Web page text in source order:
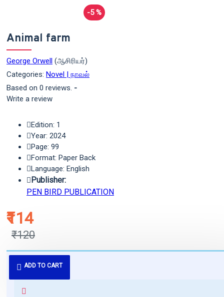
-5 %
Animal farm
George Orwell (ஆசிரியர்)
Categories: Novel | நாவல்
Based on 0 reviews. -
Write a review
₹114
₹120
Edition: 1
Year: 2024
Page: 99
Format: Paper Back
Language: English
Publisher:
PEN BIRD PUBLICATION
ADD TO CART
புத்தகம் 3 - 7 நாட்களில் அனுப்பி
வைக்கப்படும்.
for orders above ₹1000 within